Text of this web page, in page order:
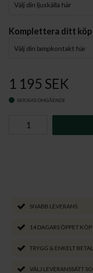
Välj din ljuskälla här
Komplettera ditt
Välj din lampkontakt här
1 195 SEK
SKICKAS OMGÅENDE
SNABB LEVERANS
14 DAGARS ÖPPET KÖP
TRYGG & ENKELT
VÄLJ LEVERANSSÄTT